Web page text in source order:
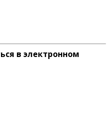
в электронном